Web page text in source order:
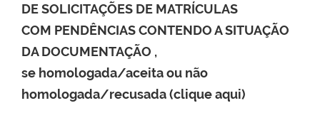
DE SOLICITAÇÕES DE MATRÍCULAS
COM PENDÊNCIAS CONTENDO A SITUAÇÃO
DA DOCUMENTAÇÃO ,
se homologada/aceita ou não
homologada/recusada (clique aqui)